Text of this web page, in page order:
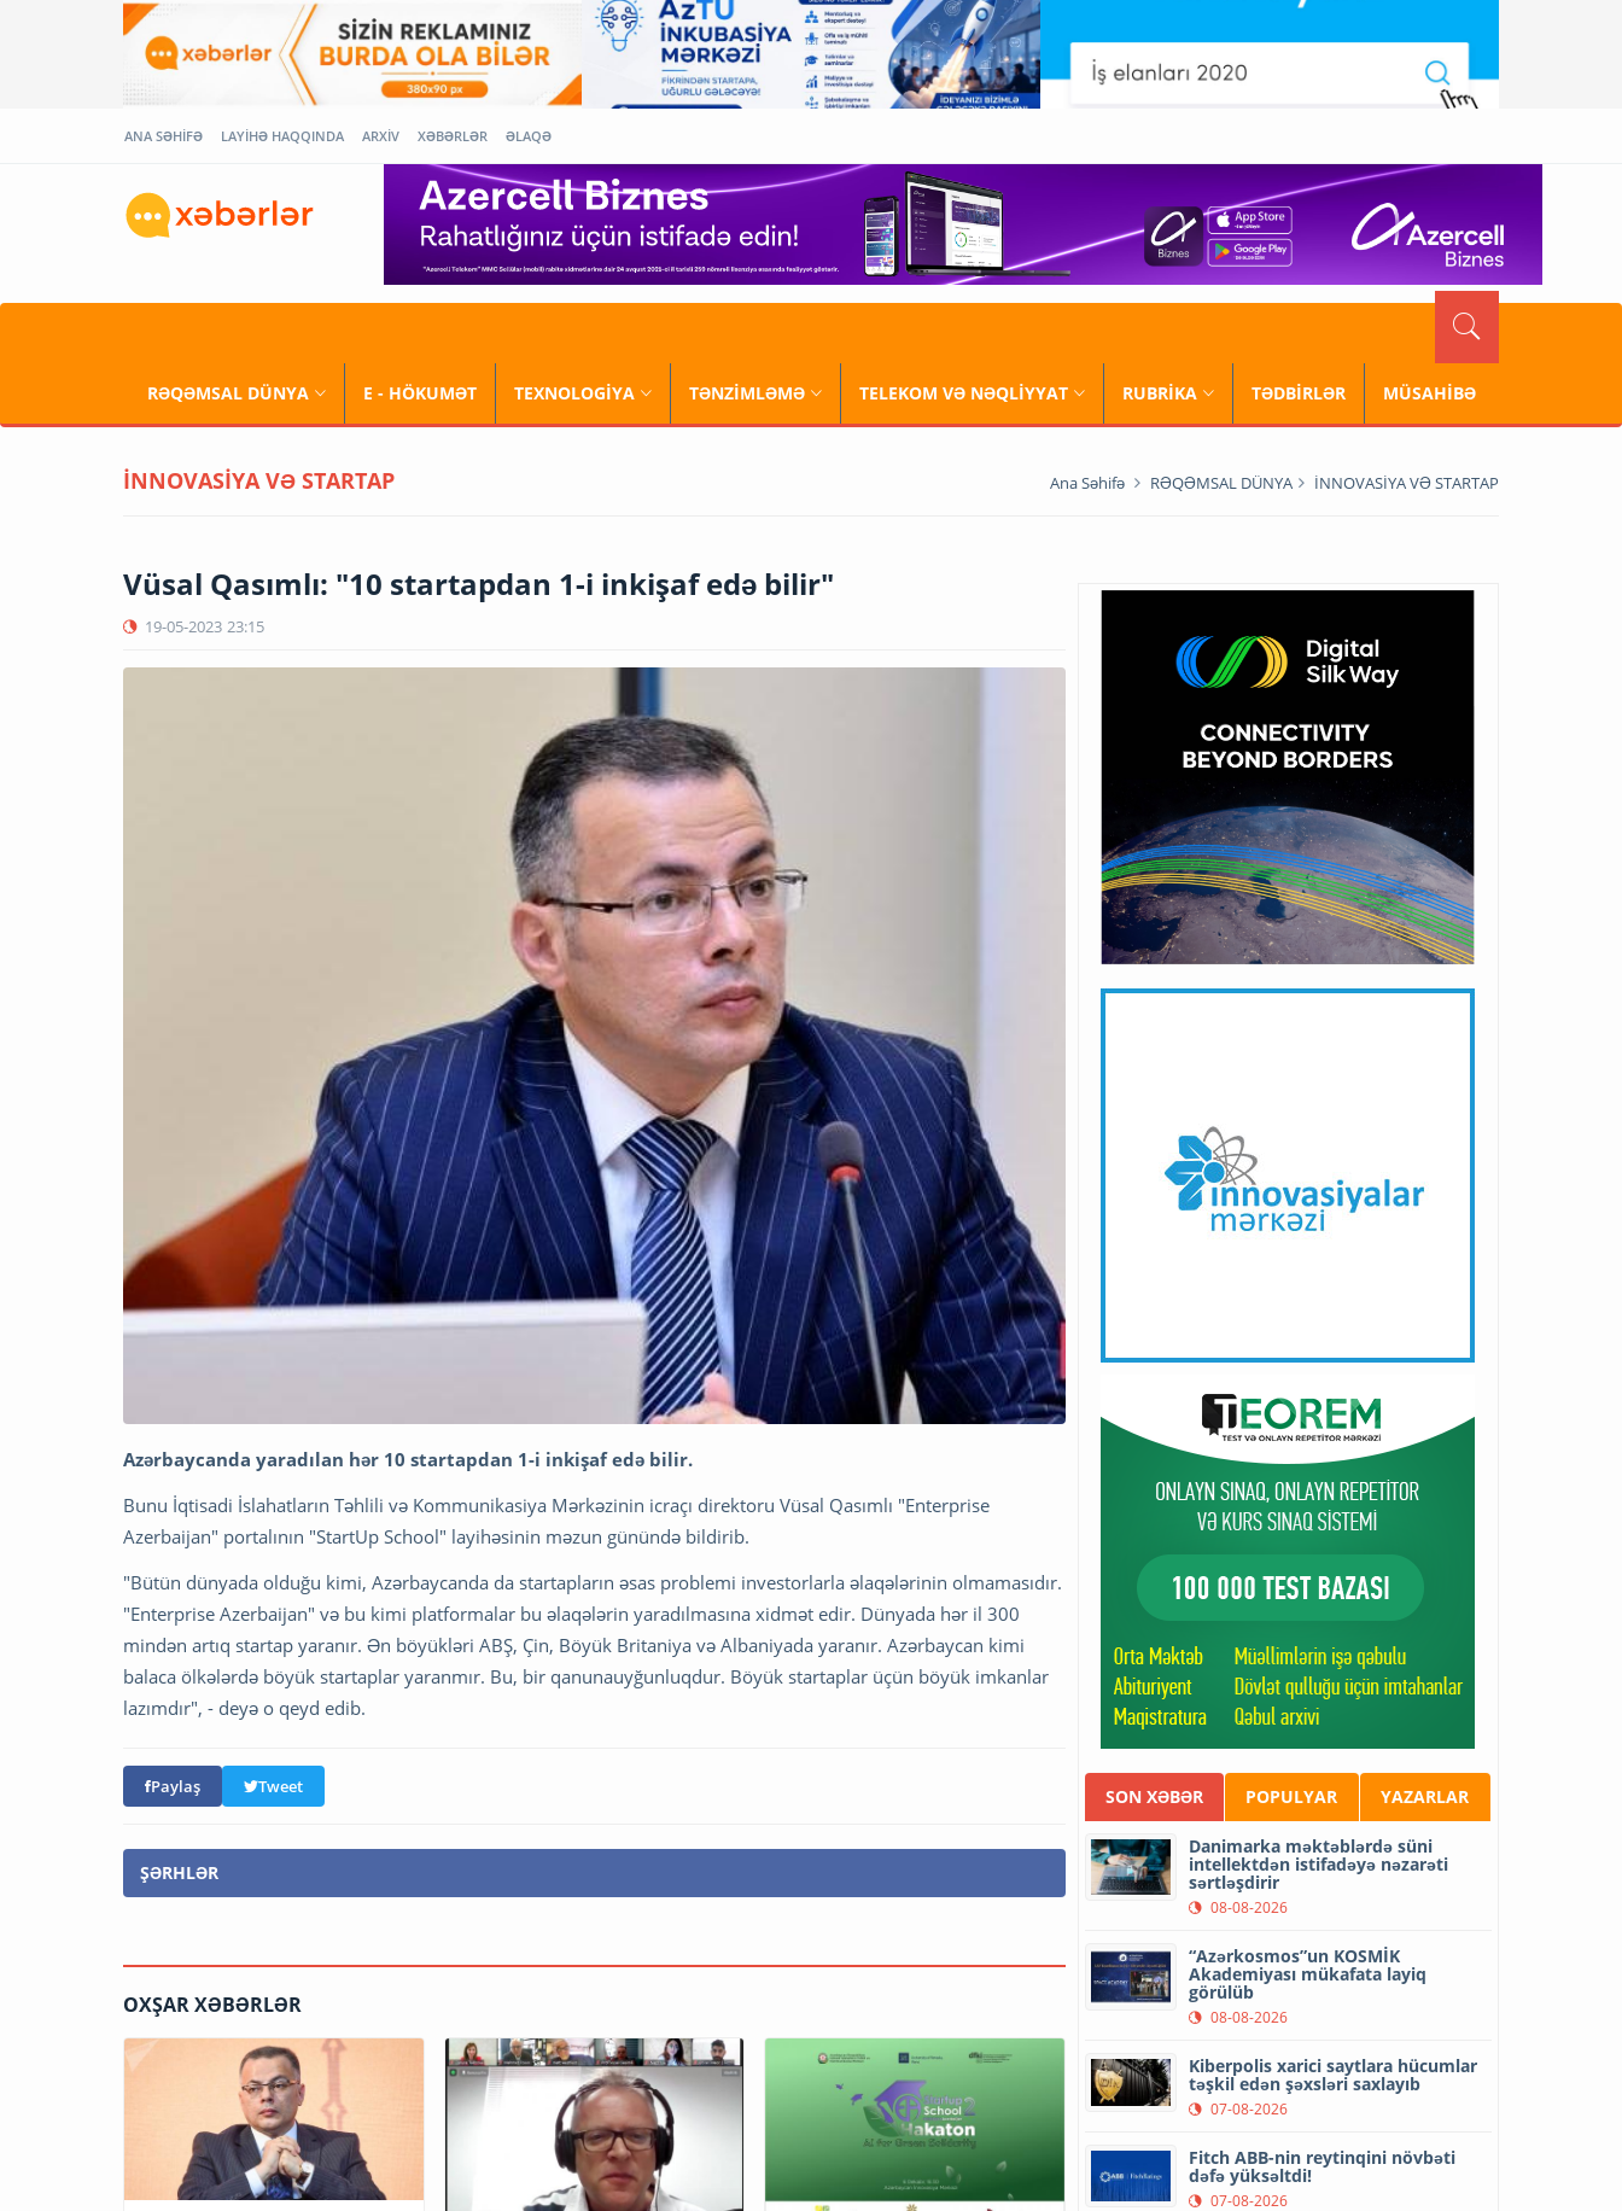
ANA SƏHİFƏ LAYİHƏ HAQQINDA ARXİV XƏBƏRLƏR ƏLAQƏ
RƏQƏMSAL DÜNYA E - HÖKUMƏT TEXNOLOGİYA TƏNZİMLƏMƏ TELEKOM VƏ NƏQLİYYAT RUBRİKA TƏDBİRLƏR MÜSAHİBƏ
İNNOVASİYA VƏ STARTAP Ana Səhifə RƏQƏMSAL DÜNYA İNNOVASİYA VƏ STARTAP
Vüsal Qasımlı: "10 startapdan 1-i inkişaf edə bilir"
19-05-2023 23:15
Azərbaycanda yaradılan hər 10 startapdan 1-i inkişaf edə bilir.
Bunu İqtisadi İslahatların Təhlili və Kommunikasiya Mərkəzinin icraçı direktoru Vüsal Qasımlı "Enterprise
Azerbaijan" portalının "StartUp School" layihəsinin məzun günündə bildirib.
"Bütün dünyada olduğu kimi, Azərbaycanda da startapların əsas problemi investorlarla əlaqələrinin olmamasıdır.
"Enterprise Azerbaijan" və bu kimi platformalar bu əlaqələrin yaradılmasına xidmət edir. Dünyada hər il 300
mindən artıq startap yaranır. Ən böyükləri ABŞ, Çin, Böyük Britaniya və Albaniyada yaranır. Azərbaycan kimi
balaca ölkələrdə böyük startaplar yaranmır. Bu, bir qanunauyğunluqdur. Böyük startaplar üçün böyük imkanlar
lazımdır", - deyə o qeyd edib.
Paylaş Tweet
ŞƏRHLƏR
OXŞAR XƏBƏRLƏR
SON XƏBƏR POPULYAR YAZARLAR
Danimarka məktəblərdə süni
intellektdən istifadəyə nəzarəti
sərtləşdirir
08-08-2026
“Azərkosmos”un KOSMİK
Akademiyası mükafata layiq
görülüb
08-08-2026
Kiberpolis xarici saytlara hücumlar
təşkil edən şəxsləri saxlayıb
07-08-2026
Fitch ABB-nin reytinqini növbəti
dəfə yüksəltdi!
07-08-2026